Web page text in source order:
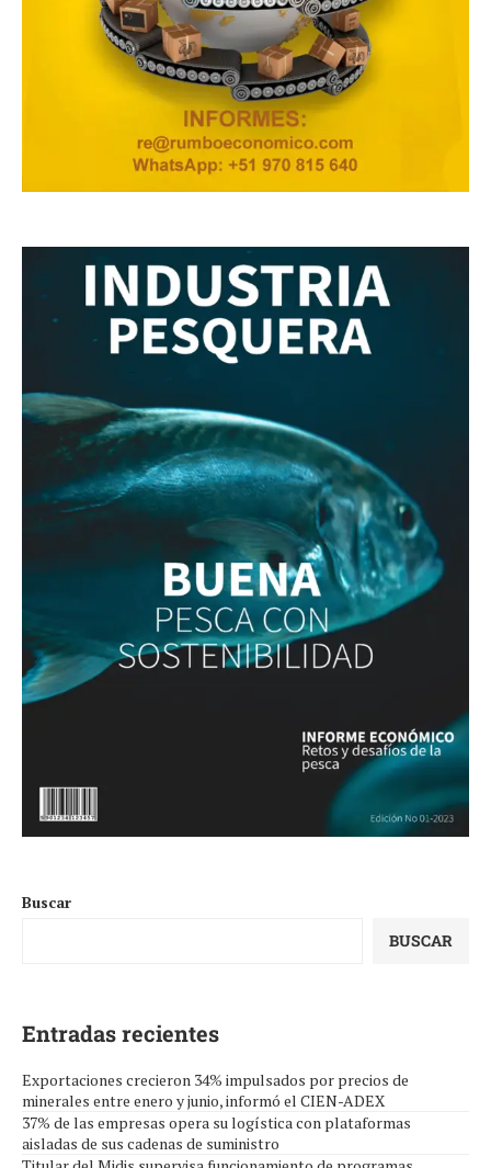
Buscar
BUSCAR
Entradas recientes
Exportaciones crecieron 34% impulsados por precios de
minerales entre enero y junio, informó el CIEN-ADEX
37% de las empresas opera su logística con plataformas
aisladas de sus cadenas de suministro